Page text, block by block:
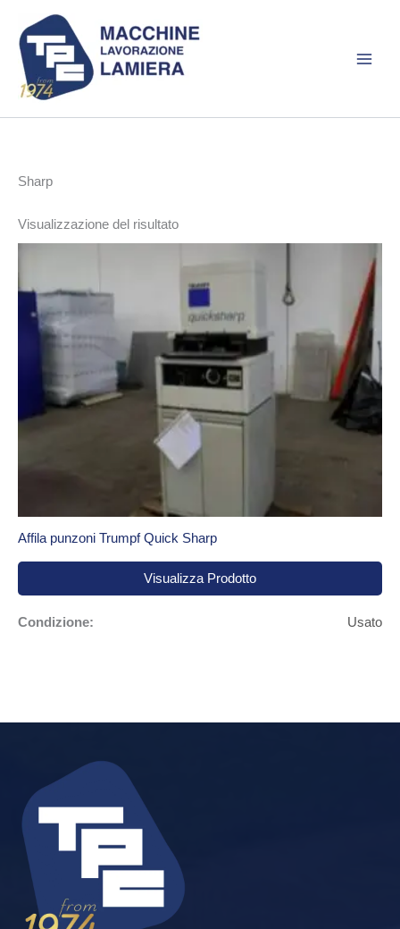
contenuto
Sharp
Visualizzazione del risultato
Affila punzoni Trumpf Quick Sharp
Visualizza Prodotto
Condizione: Usato